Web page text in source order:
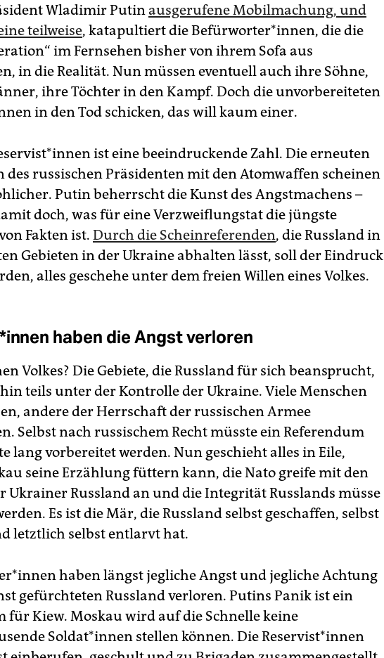
Wladimir Putin ausgerufene Mobilmachung, und
teilweise, katapultiert die Befürworter*innen, die die
im Fernsehen bisher von ihrem Sofa aus
in die Realität. Nun müssen eventuell auch ihre Söhne,
ihre Töchter in den Kampf. Doch die unvorbereiteten
in den Tod schicken, das will kaum einer.
ist eine beeindruckende Zahl. Die erneuten
des russischen Präsidenten mit den Atomwaffen scheinen
Putin beherrscht die Kunst des Angstmachens –
doch, was für eine Verzweiflungstat die jüngste
Fakten ist. Durch die Scheinreferenden, die Russland in
Gebieten in der Ukraine abhalten lässt, soll der Eindruck
alles geschehe unter dem freien Willen eines Volkes.
haben die Angst verloren
Volkes? Die Gebiete, die Russland für sich beansprucht,
teils unter der Kontrolle der Ukraine. Viele Menschen
andere der Herrschaft der russischen Armee
Selbst nach russischem Recht müsste ein Referendum
lang vorbereitet werden. Nun geschieht alles in Eile,
seine Erzählung füttern kann, die Nato greife mit den
Ukrainer Russland an und die Integrität Russlands müsse
Es ist die Mär, die Russland selbst geschaffen, selbst
letztlich selbst entlarvt hat.
haben längst jegliche Angst und jegliche Achtung
gefürchteten Russland verloren. Putins Panik ist ein
für Kiew. Moskau wird auf die Schnelle keine
Sol­da­t*in­nen stellen können. Die Re­ser­vis­t*in­nen